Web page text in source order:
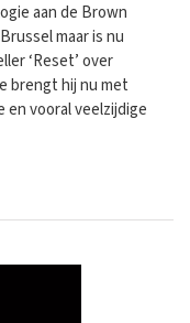
aan de Brown
maar is nu
‘Reset’ over
brengt hij nu met
en vooral veelzijdige